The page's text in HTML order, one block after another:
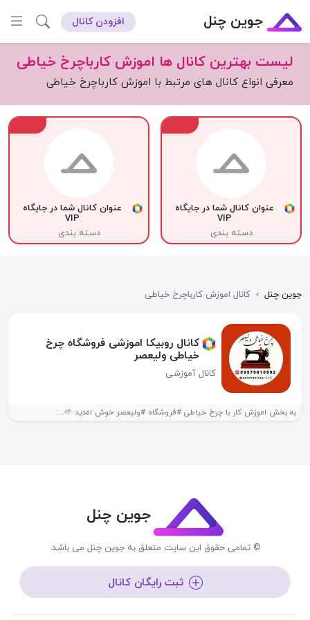
جوین چنل افزودن کانال
لیست بهترین کانال ها اموزش کارباچرخ خیاطی
معرفی انواع کانال های مرتبط با اموزش کارباچرخ خیاطی
عنوان کانال شما در جایگاه
VIP
دسته بندی
عنوان کانال شما در جایگاه
VIP
دسته بندی
جوین چنل › کانال اموزش کارباچرخ خیاطی
کانال روبیکا اموزشی فروشگاه چرخ
خیاطی ولیعصر
کانال آموزشی
به بخش اموزش کار با چرخ خیاطی #فروشگاه #ولیعصر خوش امدید 🌱....
جوین چنل
© تمامی حقوق این سایت متعلق به جوین چنل می باشد.
ثبت رایگان کانال